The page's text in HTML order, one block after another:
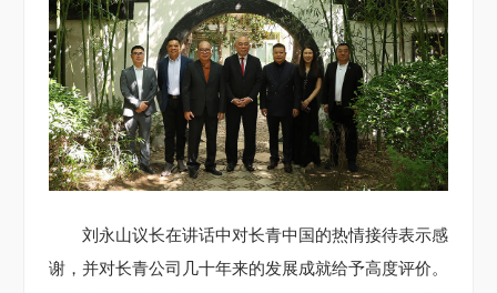
刘永山议长在讲话中对长青中国的热情接待表示感
谢，并对长青公司几十年来的发展成就给予高度评价。